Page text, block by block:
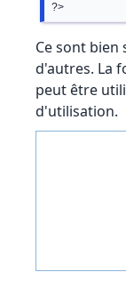
Ce sont
d'autres. La
peut être
d'utilisation.